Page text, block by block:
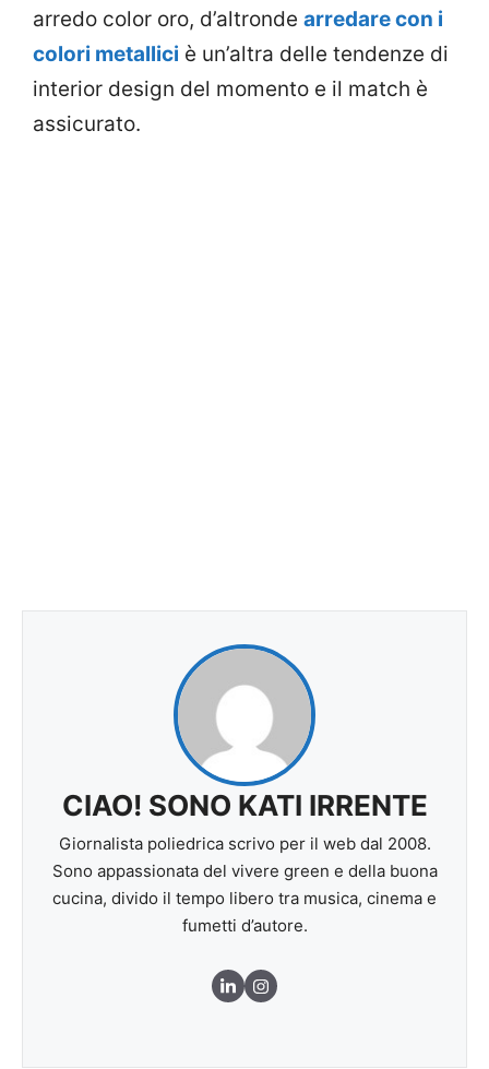
arredo color oro, d’altronde arredare con i
colori metallici è un’altra delle tendenze di
interior design del momento e il match è
assicurato.
CIAO! SONO KATI IRRENTE
Giornalista poliedrica scrivo per il web dal 2008.
Sono appassionata del vivere green e della buona
cucina, divido il tempo libero tra musica, cinema e
fumetti d’autore.